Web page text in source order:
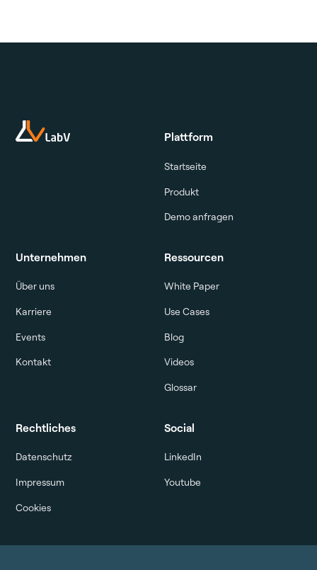
Plattform
Startseite
Produkt
Demo anfragen
Unternehmen
Über uns
Karriere
Events
Kontakt
Ressourcen
White Paper
Use Cases
Blog
Videos
Glossar
Rechtliches
Datenschutz
Impressum
Cookies
Social
LinkedIn
Youtube